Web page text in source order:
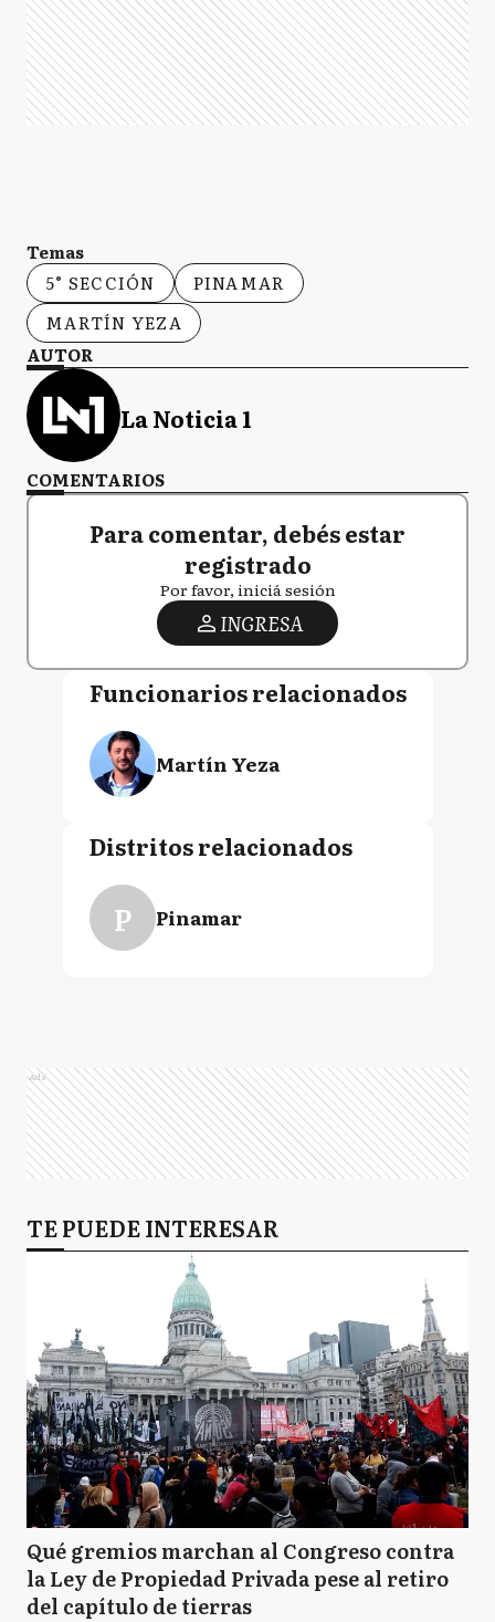
Temas
5° SECCIÓN
PINAMAR
MARTÍN YEZA
AUTOR
La Noticia 1
COMENTARIOS
Para comentar, debés estar
registrado
Por favor, iniciá sesión
INGRESA
Funcionarios relacionados
Martín Yeza
Distritos relacionados
P Pinamar
Ads
TE PUEDE INTERESAR
Qué gremios marchan al Congreso contra
la Ley de Propiedad Privada pese al retiro
del capítulo de tierras